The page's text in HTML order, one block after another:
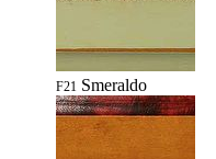
F21 Smeraldo